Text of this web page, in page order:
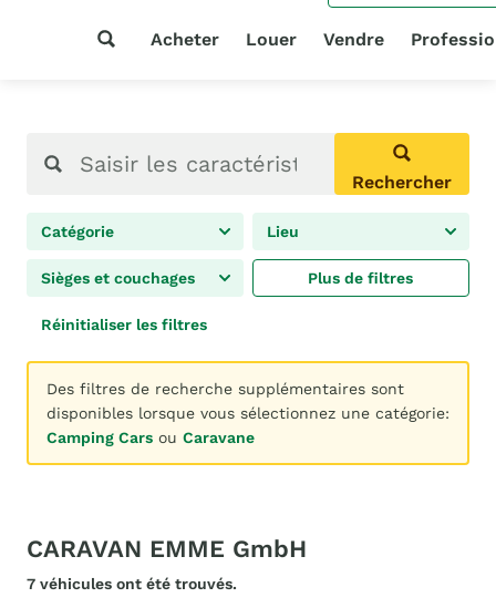
Acheter Louer Vendre
Rechercher
Catégorie Lieu
Sièges et couchages Plus de filtres
Réinitialiser les filtres
Des filtres de recherche supplémentaires sont
disponibles lorsque vous sélectionnez une catégorie:
Camping Cars ou Caravane
CARAVAN EMME GmbH
7 véhicules ont été trouvés.